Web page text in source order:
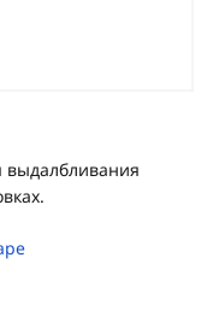
выдалбливания